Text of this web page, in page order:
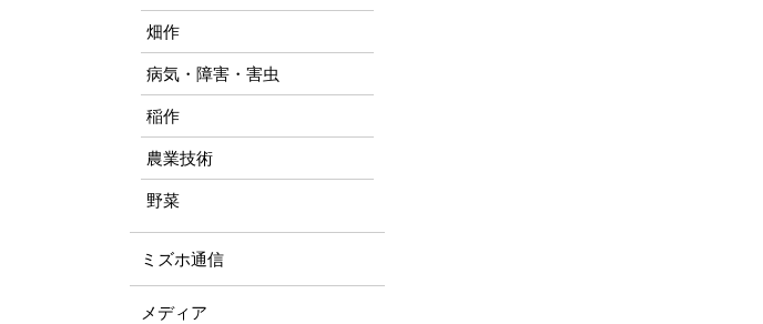
畑作
病気・障害・害虫
稲作
農業技術
野菜
ミズホ通信
メディア